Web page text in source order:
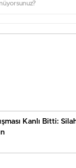
Kanlı Bitti: